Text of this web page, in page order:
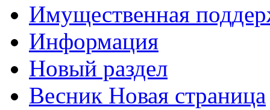
Имущественная
Информация
Новый раздел
Весник Новая страница